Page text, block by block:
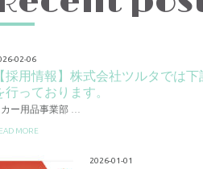
02-06
採用情報】株式会社ツルタでは下
行っております。
ー用品事業部 …
MORE
2026-01-01